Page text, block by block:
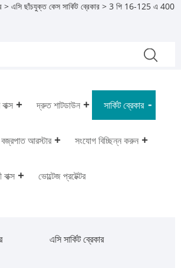
> এসি ছাঁচযুক্ত কেস সার্কিট ব্রেকার > 3 পি 16-125 এ 400
দ্রুত শাটডাউন সার্কিট ব্রেকার
বজ্রপাত আরস্টার সংযোগ বিচ্ছিন্ন করুন
ভোল্টেজ প্রটেক্টর
এসি সার্কিট ব্রেকার